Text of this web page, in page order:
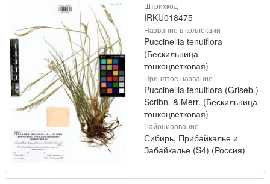
Штрихкод
IRKU018475
Название в коллекции
Puccinellia tenuiflora
(Бескильница
тонкоцветковая)
Принятое название
Puccinellia tenuiflora (Griseb.)
Scribn. & Merr. (Бескильница
тонкоцветковая)
Районирование
Сибирь, Прибайкалье и
Забайкалье (S4) (Россия)